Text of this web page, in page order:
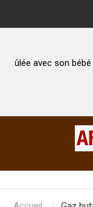
Coopération: